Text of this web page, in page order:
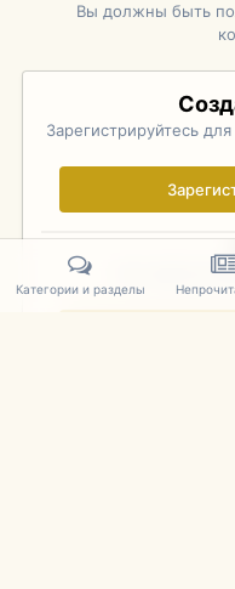
Вы должны быть
Зарегистрируйтесь
Уже
Категории и разделы